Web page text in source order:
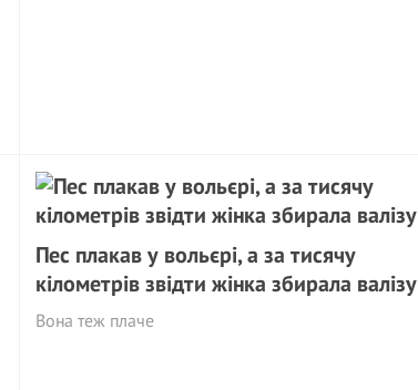
Пес плакав у вольєрі, а за тисячу
кілометрів звідти жінка збирала валізу
Вона теж плаче